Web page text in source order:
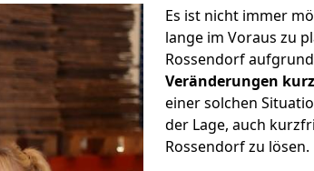
Es ist nicht immer
lange im Voraus zu
Rossendorf
Veränderungen
einer solchen
der Lage, auch
Rossendorf zu lösen.